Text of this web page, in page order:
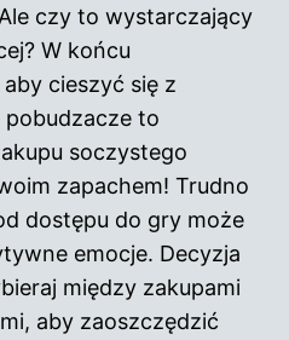
czy to wystarczający
W końcu
cieszyć się z
to
soczystego
zapachem! Trudno
dostępu do gry może
emocje. Decyzja
między zakupami
aby zaoszczędzić